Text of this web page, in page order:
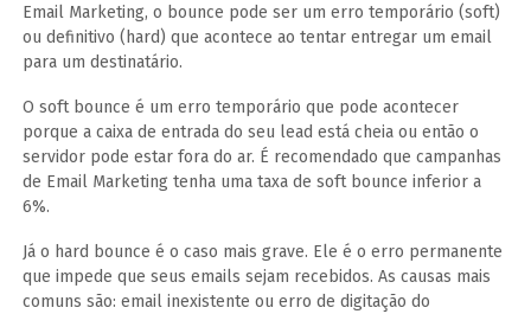
Email Marketing, o bounce pode ser um erro temporário (soft)
ou definitivo (hard) que acontece ao tentar entregar um email
para um destinatário.
O soft bounce é um erro temporário que pode acontecer
porque a caixa de entrada do seu lead está cheia ou então o
servidor pode estar fora do ar. É recomendado que campanhas
de Email Marketing tenha uma taxa de soft bounce inferior a
6%.
Já o hard bounce é o caso mais grave. Ele é o erro permanente
que impede que seus emails sejam recebidos. As causas mais
comuns são: email inexistente ou erro de digitação do